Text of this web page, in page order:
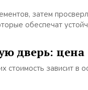
затем
обеспечат
дверь: цена
зависит в